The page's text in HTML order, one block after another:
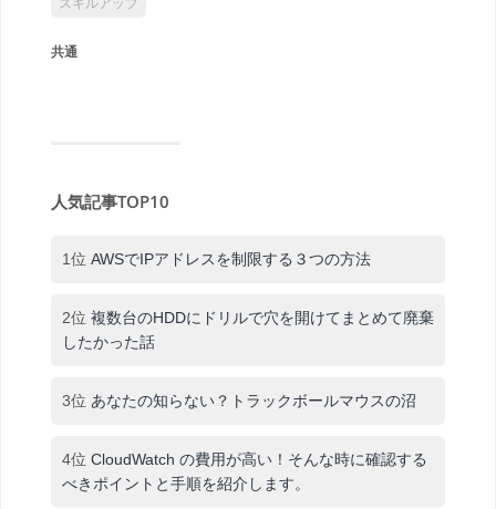
共通
人気記事TOP10
1位 AWSでIPアドレスを制限する３つの方法
2位 複数台のHDDにドリルで穴を開けてまとめて廃棄
したかった話
3位 あなたの知らない？トラックボールマウスの沼
4位 CloudWatch の費用が高い！そんな時に確認する
べきポイントと手順を紹介します。